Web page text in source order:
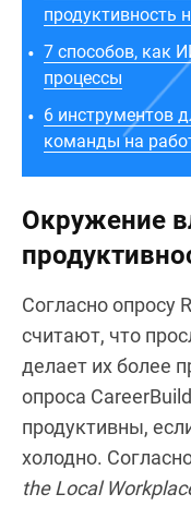
продуктивность
7 способов, как
процессы
6 инструментов
команды на
Окружение
Согласно опросу
считают, что
делает их более
опроса
продуктивны,
холодно.
the Local